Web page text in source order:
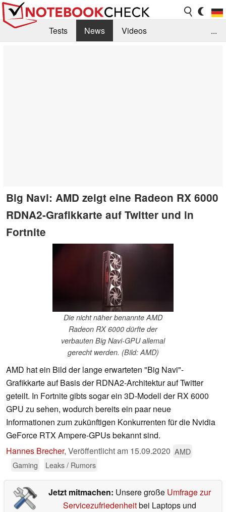
Tests News
Videos
...
Big Navi: AMD zeigt eine Radeon RX 6000
RDNA2-Grafikkarte auf Twitter und in
Fortnite
Die nicht näher benannte AMD
Radeon RX 6000 dürfte der
verbauten Big Navi-GPU allemal
gerecht werden. (Bild: AMD)
AMD hat ein Bild der lange erwarteten "Big Navi"-
Grafikkarte auf Basis der RDNA2-Architektur auf Twitter
geteilt. In Fortnite gibts sogar ein 3D-Modell der RX 6000
GPU zu sehen, wodurch bereits ein paar neue
Informationen zum zukünftigen Konkurrenten für die Nvidia
GeForce RTX Ampere-GPUs bekannt sind.
Hannes Brecher, Veröffentlicht am 15.09.2020 AMD
Gaming
Leaks / Rumors
Jetzt mitmachen: Unsere große Umfrage zur
Servicezufriedenheitbei Laptops und